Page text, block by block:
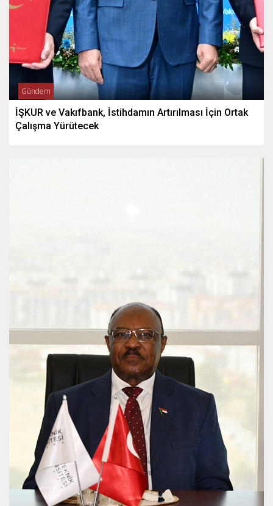
Gündem
İŞKUR ve Vakıfbank, İstihdamın Artırılması İçin Ortak
Çalışma Yürütecek